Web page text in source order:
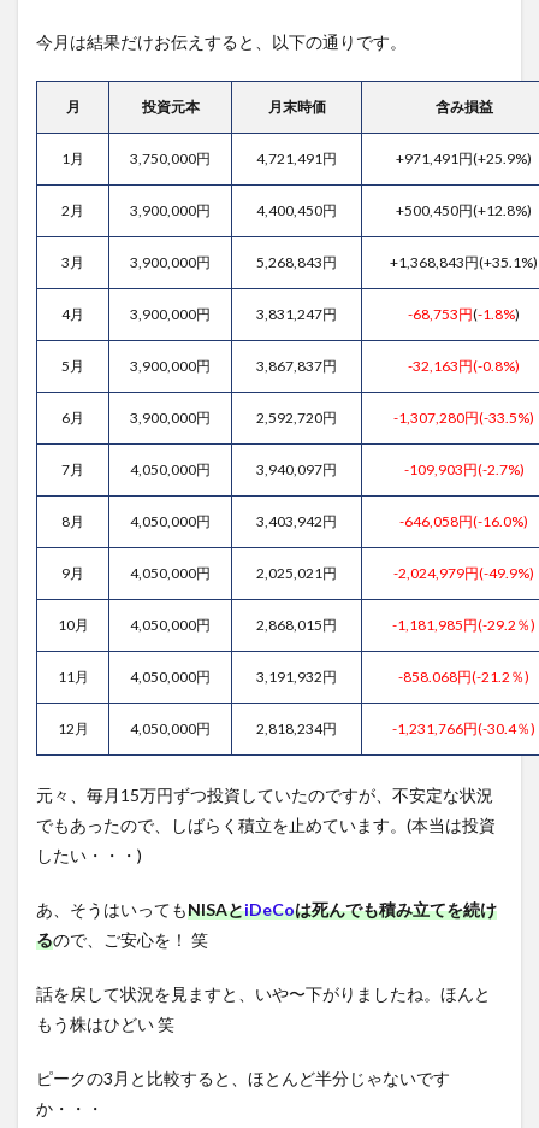
今月は結果だけお伝えすると、以下の通りです。
月 投資元本 月末時価 含み損益
1月 3,750,000円 4,721,491円 +971,491円(+25.9%)
2月 3,900,000円 4,400,450円 +500,450円(+12.8%)
3月 3,900,000円 5,268,843円 +1,368,843円(+35.1%)
4月 3,900,000円 3,831,247円 -68,753円(-1.8%)
5月 3,900,000円 3,867,837円 -32,163円(-0.8%)
6月 3,900,000円 2,592,720円 -1,307,280円(-33.5%)
7月 4,050,000円 3,940,097円 -109,903円(-2.7%)
8月 4,050,000円 3,403,942円 -646,058円(-16.0%)
9月 4,050,000円 2,025,021円 -2,024,979円(-49.9%)
10月 4,050,000円 2,868,015円 -1,181,985円(-29.2％)
11月 4,050,000円 3,191,932円 -858.068円(-21.2％)
12月 4,050,000円 2,818,234円 -1,231,766円(-30.4％)
元々、毎月15万円ずつ投資していたのですが、不安定な状況
でもあったので、しばらく積立を止めています。(本当は投資
したい・・・)
あ、そうはいってもNISAとiDeCoは死んでも積み立てを続け
るので、ご安心を！ 笑
話を戻して状況を見ますと、いや〜下がりましたね。ほんと
もう株はひどい 笑
ピークの3月と比較すると、ほとんど半分じゃないです
か・・・